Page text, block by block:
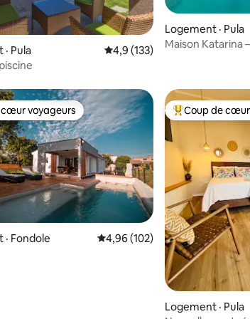
5, 57 commentaires
Pula Note moyenne de 4,9 sur 5,
4,9 (133)
Logement · Pula
Maison Katarina
sur 5, 27 commentaires
voyageurs
voyageurs
Fondole Note moyenne de 4,96 sur 5,
4,96 (102)
Coup de cœur
Coup de
Logement · Pula